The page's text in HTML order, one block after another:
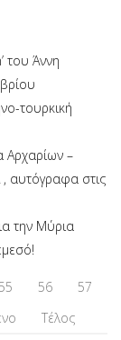
του Άννη
τουρκική
Αρχαρίων –
αυτόγραφα στις
την Μύρια
55 56
57
Τέλος